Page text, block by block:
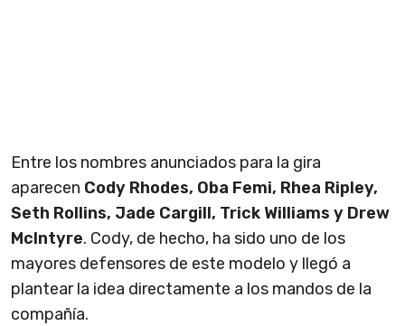
Entre los nombres anunciados para la gira
aparecen Cody Rhodes, Oba Femi, Rhea Ripley,
Seth Rollins, Jade Cargill, Trick Williams y Drew
McIntyre. Cody, de hecho, ha sido uno de los
mayores defensores de este modelo y llegó a
plantear la idea directamente a los mandos de la
compañía.